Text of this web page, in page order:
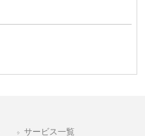
サービス一覧